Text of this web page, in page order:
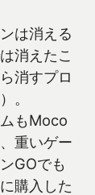
は消える
消えたこ
消すプロ
。
もMoco
重いゲー
GOでも
購入した